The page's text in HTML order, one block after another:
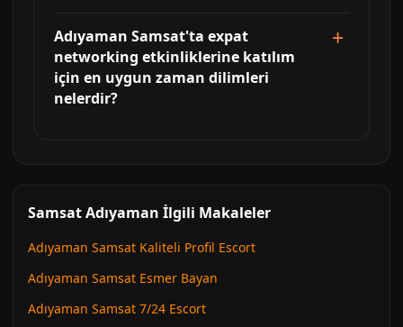
Adıyaman Samsat'ta expat
networking etkinliklerine katılım
için en uygun zaman dilimleri
nelerdir?
Samsat Adıyaman İlgili Makaleler
Adıyaman Samsat Kaliteli Profil Escort
Adıyaman Samsat Esmer Bayan
Adıyaman Samsat 7/24 Escort